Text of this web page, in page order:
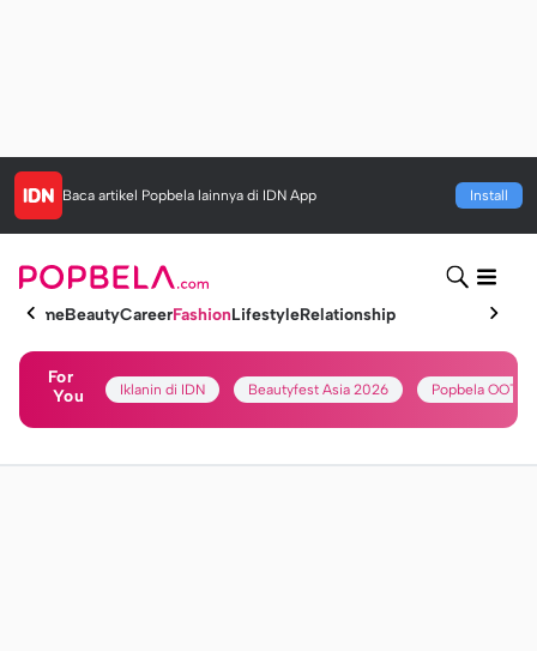
Baca artikel Popbela lainnya di IDN App Install
HomeBeautyCareerFashionLifestyleRelationship
For
You
Iklanin di IDN Beautyfest Asia 2026 Popbela OOTD